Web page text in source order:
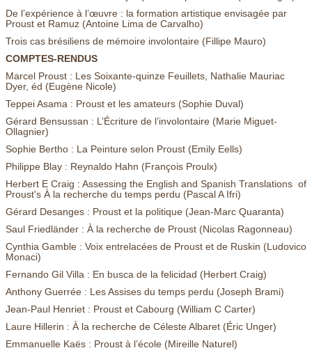
De l’expérience à l’œuvre : la formation artistique envisagée par
Proust et Ramuz (Antoine Lima de Carvalho)
Trois cas brésiliens de mémoire involontaire (Fillipe Mauro)
COMPTES-RENDUS
Marcel Proust : Les Soixante-quinze Feuillets, Nathalie Mauriac
Dyer, éd (Eugène Nicole)
Teppei Asama : Proust et les amateurs (Sophie Duval)
Gérard Bensussan : L’Écriture de l’involontaire (Marie Miguet-
Ollagnier)
Sophie Bertho : La Peinture selon Proust (Emily Eells)
Philippe Blay : Reynaldo Hahn (François Proulx)
Herbert E Craig : Assessing the English and Spanish Translations of
Proust's À la recherche du temps perdu (Pascal A Ifri)
Gérard Desanges : Proust et la politique (Jean-Marc Quaranta)
Saul Friedländer : À la recherche de Proust (Nicolas Ragonneau)
Cynthia Gamble : Voix entrelacées de Proust et de Ruskin (Ludovico
Monaci)
Fernando Gil Villa : En busca de la felicidad (Herbert Craig)
Anthony Guerrée : Les Assises du temps perdu (Joseph Brami)
Jean-Paul Henriet : Proust et Cabourg (William C Carter)
Laure Hillerin : À la recherche de Céleste Albaret (Éric Unger)
Emmanuelle Kaës : Proust à l’école (Mireille Naturel)